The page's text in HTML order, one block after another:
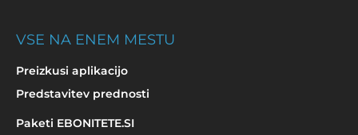
VSE NA ENEM MESTU
Preizkusi aplikacijo
Predstavitev prednosti
Paketi EBONITETE.SI